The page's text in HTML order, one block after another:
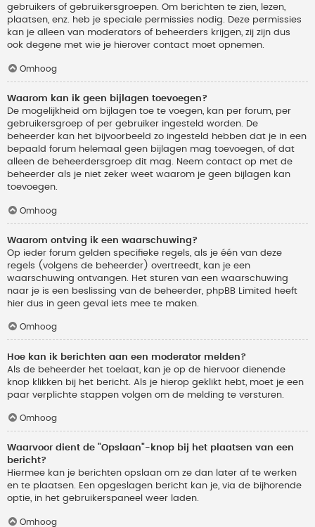
gebruikers of gebruikersgroepen. Om berichten te zien, lezen,
plaatsen, enz. heb je speciale permissies nodig. Deze permissies
kan je alleen van moderators of beheerders krijgen, zij zijn dus
ook degene met wie je hierover contact moet opnemen.
Omhoog
Waarom kan ik geen bijlagen toevoegen?
De mogelijkheid om bijlagen toe te voegen, kan per forum, per
gebruikersgroep of per gebruiker ingesteld worden. De
beheerder kan het bijvoorbeeld zo ingesteld hebben dat je in een
bepaald forum helemaal geen bijlagen mag toevoegen, of dat
alleen de beheerdersgroep dit mag. Neem contact op met de
beheerder als je niet zeker weet waarom je geen bijlagen kan
toevoegen.
Omhoog
Waarom ontving ik een waarschuwing?
Op ieder forum gelden specifieke regels, als je één van deze
regels (volgens de beheerder) overtreedt, kan je een
waarschuwing ontvangen. Het sturen van een waarschuwing
naar je is een beslissing van de beheerder, phpBB Limited heeft
hier dus in geen geval iets mee te maken.
Omhoog
Hoe kan ik berichten aan een moderator melden?
Als de beheerder het toelaat, kan je op de hiervoor dienende
knop klikken bij het bericht. Als je hierop geklikt hebt, moet je een
paar verplichte stappen volgen om de melding te versturen.
Omhoog
Waarvoor dient de "Opslaan"-knop bij het plaatsen van een
bericht?
Hiermee kan je berichten opslaan om ze dan later af te werken
en te plaatsen. Een opgeslagen bericht kan je, via de bijhorende
optie, in het gebruikerspaneel weer laden.
Omhoog